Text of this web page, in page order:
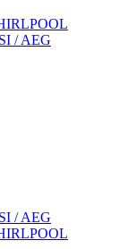
/ AEG
/ AEG